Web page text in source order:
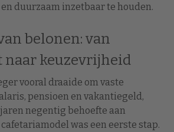
duurzaam inzetbaar te houden.
belonen: van
keuzevrijheid
vooral draaide om vaste
pensioen en vakantiegeld,
negentig behoefte aan
was een eerste stap.